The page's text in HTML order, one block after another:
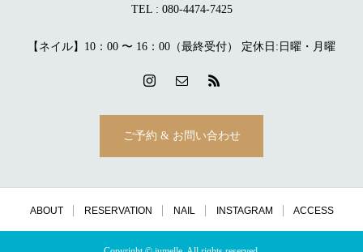
TEL : 080-4474-7425
【ネイル】10：00 〜 16：00（最終受付） 定休日:日曜・月曜
ご予約 & お問い合わせ
ABOUT RESERVATION NAIL INSTAGRAM ACCESS